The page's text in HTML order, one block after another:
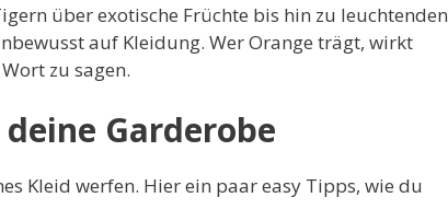
über exotische Früchte bis hin zu leuchtenden
auf Kleidung. Wer Orange trägt, wirkt
zu sagen.
Garderobe
Kleid werfen. Hier ein paar easy Tipps, wie du